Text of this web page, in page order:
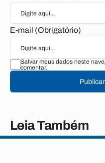
E-mail (Obrigatório)
Salvar meus dados neste
comentar.
Leia Também